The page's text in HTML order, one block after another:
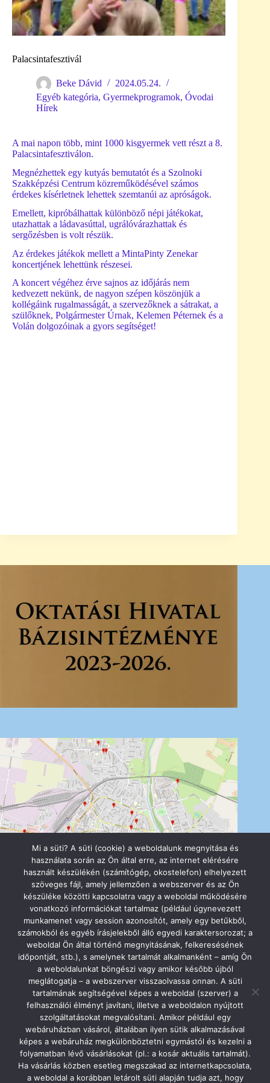
Palacsintafesztivál
Beke Dávid
2024.05.24.
Egyéb kategória, Gyermekprogramok, Óvodai
Hírek
A mai napon több, mint 1000 kisgyermek vett részt a 8.
Palacsintafesztiválon.
Megnézhettek egy kutyás bemutatót és a Szolnoki
Szakképzési Centrum közreműködésével számos
érdekes kísérletnek lehettek szemtanúi az apróságok.
Emellett, kipróbálhattak különböző népi játékokat,
utazhattak a ládavasúttal, ugrálóvárazhattak és
sergőzésben is volt részük.
Az érdekes játékok mellett a MintaPinty Zenekar
koncertjének lehettünk részesei.
A koncert végéhez érve sajnos az időjárás nem
kedvezett nekünk, de nagyon szépen köszönjük a
kollégáink rugalmasságát, a szervezőknek a sátrakat, a
szülőknek, Polgármester Úrnak, Kelemen Péternek és a
Volán dolgozóinak a gyors segítséget!
Szolnok Városi Óvodák
5000 Szolnok, Szapáry utca 8.
0620/277-9990 // 0656/421-618
titkarsag@szolnokiovodak.t-online.hu
Facebook oldalunk
Mi a süti? A süti (cookie) a weboldalunk megnyitása és
használata során az Ön által erre, az internet elérésére
használt készülékén (számítógép, okostelefon) elhelyezett
szöveges fájl, amely jellemzően a webszerver és az Ön
készüléke közötti kapcsolatra vagy a weboldal működésére
vonatkozó információkat tartalmaz (például úgynevezett
munkamenet vagy session azonosítót, amely egy betűkből,
számokból és egyéb írásjelekből álló egyedi karaktersorozat; a
weboldal Ön által történő megnyitásának, felkeresésének
időpontját, stb.), s amelynek tartalmát alkalmanként – amíg Ön
a weboldalunkat böngészi vagy amikor később újból
meglátogatja – a webszerver visszaolvassa onnan. A süti
tartalmának segítségével képes a weboldal (szerver) a
felhasználói élményt javítani, illetve a weboldalon nyújtott
szolgáltatásokat megvalósítani. Amikor például egy
webáruházban vásárol, általában ilyen sütik alkalmazásával
képes a webáruház megkülönböztetni egymástól és kezelni a
folyamatban lévő vásárlásokat (pl.: a kosár aktuális tartalmát).
Ha vásárlás közben esetleg megszakad az internetkapcsolata,
a weboldal a korábban letárolt süti alapján tudja azt, hogy